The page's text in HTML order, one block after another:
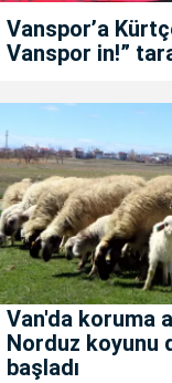
Vanspor’a
Vanspor in!”
Van'da koruma
Norduz koyunu
başladı